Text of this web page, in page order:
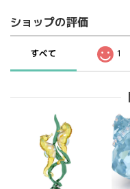
ショップの評価
すべて 1